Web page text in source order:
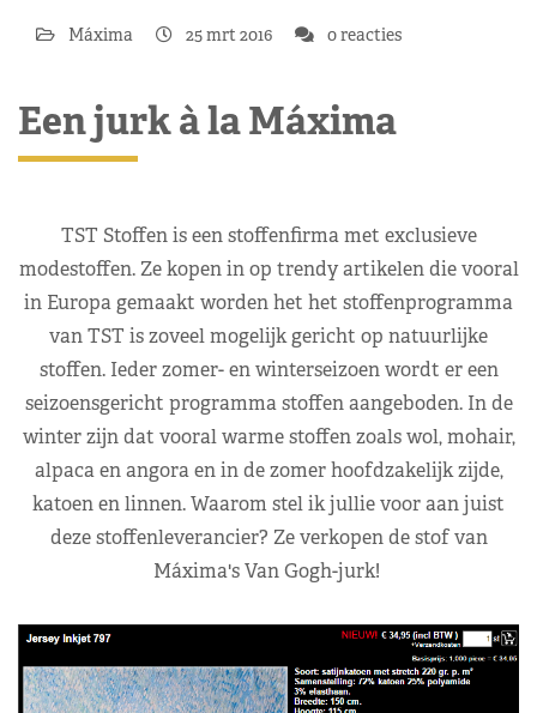
Máxima 25 mrt 2016 0 reacties
Een jurk à la Máxima
TST Stoffen is een stoffenfirma met exclusieve
modestoffen. Ze kopen in op trendy artikelen die vooral
in Europa gemaakt worden het het stoffenprogramma
van TST is zoveel mogelijk gericht op natuurlijke
stoffen. Ieder zomer- en winterseizoen wordt er een
seizoensgericht programma stoffen aangeboden. In de
winter zijn dat vooral warme stoffen zoals wol, mohair,
alpaca en angora en in de zomer hoofdzakelijk zijde,
katoen en linnen. Waarom stel ik jullie voor aan juist
deze stoffenleverancier? Ze verkopen de stof van
Máxima's Van Gogh-jurk!